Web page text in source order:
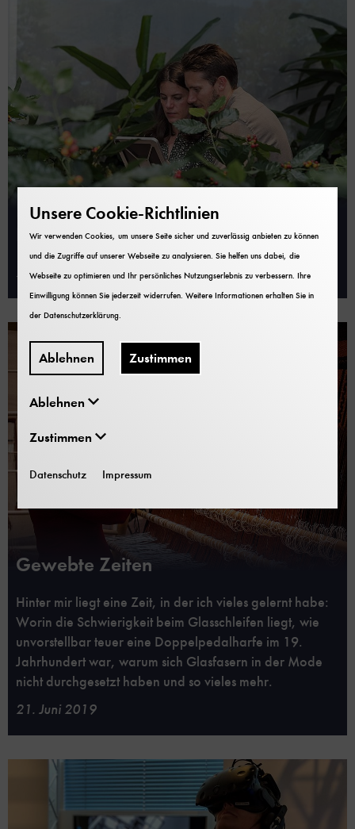
Kosmos Kaffee – Vom Weg der
Bohne in die Tasse
27. März 2020
Gewebte Zeiten
Hinter mir liegt eine Zeit, in der ich vieles gelernt habe:
Worin die Schwierigkeit beim Glasschleifen liegt, wie
unvorstellbar teuer eine Doppelpedalharfe im 19.
Jahrhundert war, warum sich Glasfasern in der Mode
nicht durchgesetzt haben und so vieles mehr.
21. Juni 2019
Unsere Cookie-Richtlinien
Wir verwenden Cookies, um unsere Seite sicher und zuverlässig anbieten zu können
und die Zugriffe auf unserer Webseite zu analysieren. Sie helfen uns dabei, die
Webseite zu optimieren und Ihr persönliches Nutzungserlebnis zu verbessern. Ihre
Einwilligung können Sie jederzeit widerrufen. Weitere Informationen erhalten Sie in
derDatenschutzerklärung
Ablehnen Zustimmen
Ablehnen
Zustimmen
Datenschutz Impressum